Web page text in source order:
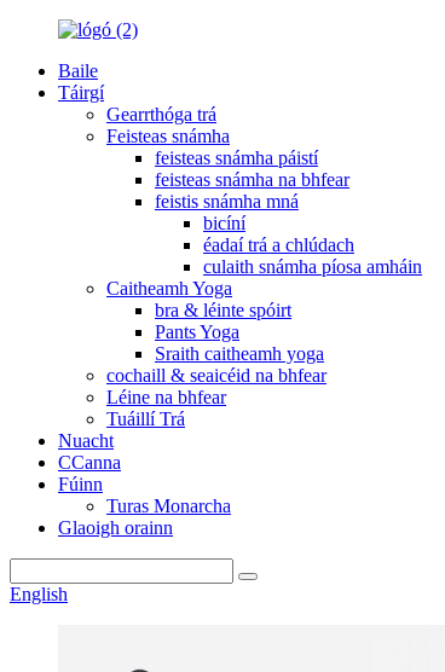
Baile
Táirgí
Gearrthóga trá
Feisteas snámha
feisteas snámha páistí
feisteas snámha na bhfear
feistis snámha mná
bicíní
éadaí trá a chlúdach
culaith snámha píosa amháin
Caitheamh Yoga
bra & léinte spóirt
Pants Yoga
Sraith caitheamh yoga
cochaill & seaicéid na bhfear
Léine na bhfear
Tuáillí Trá
Nuacht
CCanna
Fúinn
Turas Monarcha
Glaoigh orainn
English